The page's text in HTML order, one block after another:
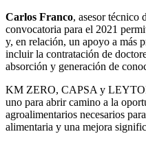
Carlos Franco, asesor técnico
convocatoria para el 2021
y, en relación, un apoyo a más
incluir la contratación de
absorción y generación de
KM ZERO, CAPSA y
uno para abrir camino a la
agroalimentarios necesarios
alimentaria y una mejora